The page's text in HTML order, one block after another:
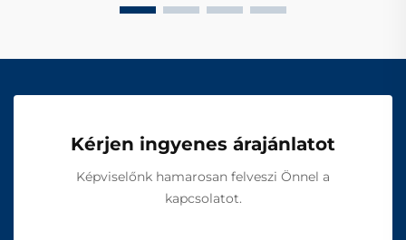
Kérjen ingyenes árajánlatot
Képviselőnk hamarosan felveszi Önnel a
kapcsolatot.